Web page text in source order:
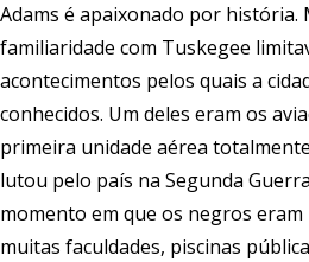
Adams é apaixonado por história.
familiaridade com Tuskegee
acontecimentos pelos quais a
conhecidos. Um deles eram os
primeira unidade aérea
lutou pelo país na Segunda
momento em que os negros
muitas faculdades, piscinas